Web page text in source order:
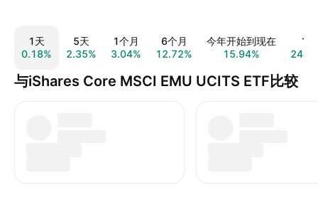
1天
0.18%
5天
2.35%
1个月
3.04%
6个月
12.72%
今年开始到现在
15.94%
1年
与iShares Core MSCI EMU UCITS ETF比较